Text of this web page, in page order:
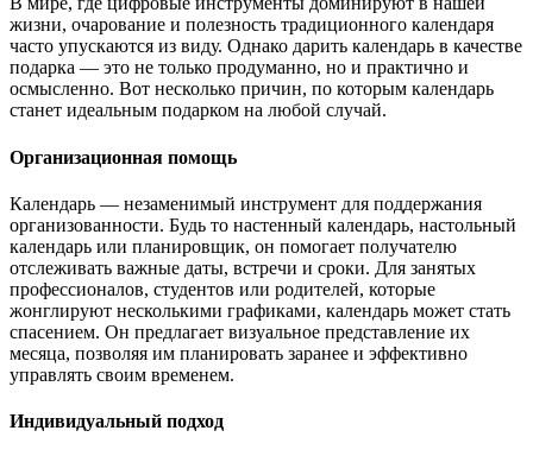
жизни, очарование и полезность традиционного календаря
часто упускаются из виду. Однако дарить календарь в качестве
подарка — это не только продуманно, но и практично и
осмысленно. Вот несколько причин, по которым календарь
станет идеальным подарком на любой случай.
Организационная помощь
Календарь — незаменимый инструмент для поддержания
организованности. Будь то настенный календарь, настольный
календарь или планировщик, он помогает получателю
отслеживать важные даты, встречи и сроки. Для занятых
профессионалов, студентов или родителей, которые
жонглируют несколькими графиками, календарь может стать
спасением. Он предлагает визуальное представление их
месяца, позволяя им планировать заранее и эффективно
управлять своим временем.
Индивидуальный подход